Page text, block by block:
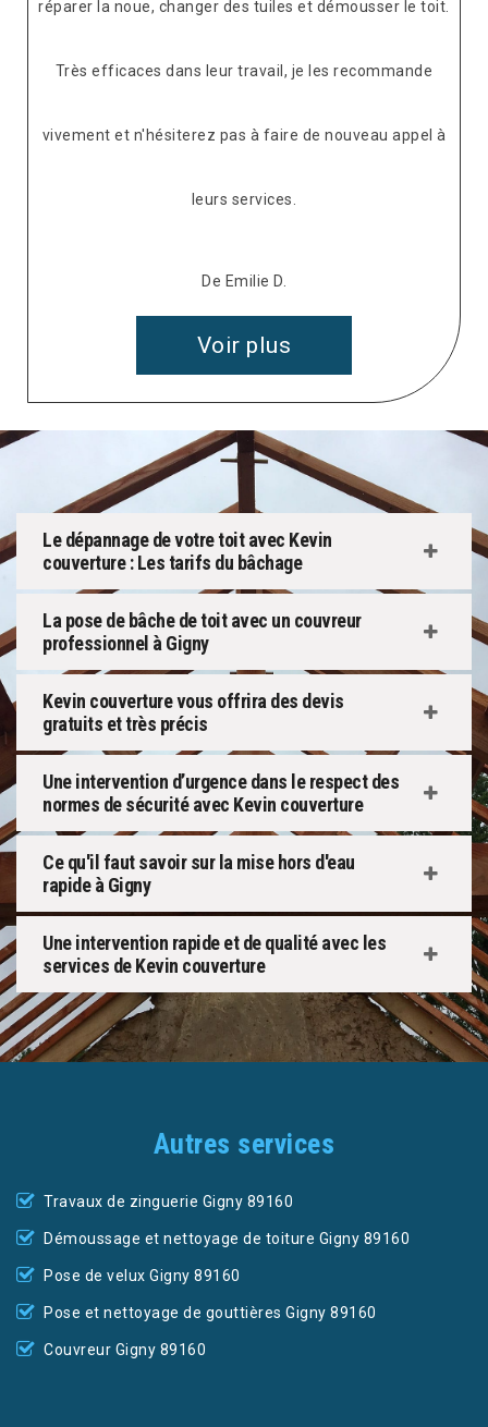
la noue, changer des tuiles et démousser le toit.
Très efficaces dans leur travail, je les recommande
et n'hésiterez pas à faire de nouveau appel à
leurs services.
De Emilie D.
Voir plus
Le dépannage de votre toit avec Kevin
couverture : Les tarifs du bâchage
La pose de bâche de toit avec un couvreur
professionnel à Gigny
Kevin couverture vous offrira des devis
gratuits et très précis
Une intervention d’urgence dans le respect des
normes de sécurité avec Kevin couverture
Ce qu'il faut savoir sur la mise hors d'eau
rapide à Gigny
Une intervention rapide et de qualité avec les
services de Kevin couverture
Autres services
Travaux de zinguerie Gigny 89160
Démoussage et nettoyage de toiture Gigny 89160
Pose de velux Gigny 89160
Pose et nettoyage de gouttières Gigny 89160
Couvreur Gigny 89160